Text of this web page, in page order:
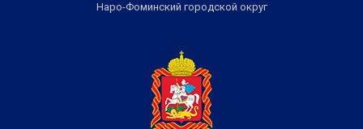
Наро-Фоминский городской округ